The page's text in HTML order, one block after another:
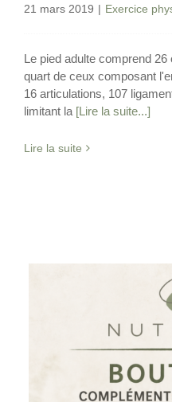
21 mars 2019 | Exercice
Le pied adulte comprend
quart de ceux composant
16 articulations, 107
limitant la [Lire la suite...]
Lire la suite